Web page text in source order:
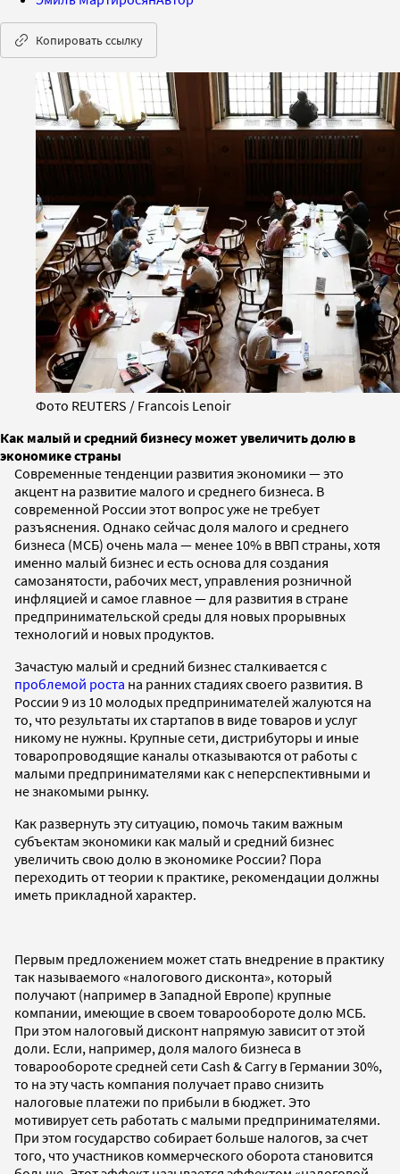
Копировать ссылку
Фото REUTERS / Francois Lenoir
Как малый и средний бизнесу может увеличить долю в
экономике страны
Современные тенденции развития экономики — это
акцент на развитие малого и среднего бизнеса. В
современной России этот вопрос уже не требует
разъяснения. Однако сейчас доля малого и среднего
бизнеса (МСБ) очень мала — менее 10% в ВВП страны, хотя
именно малый бизнес и есть основа для создания
самозанятости, рабочих мест, управления розничной
инфляцией и самое главное — для развития в стране
предпринимательской среды для новых прорывных
технологий и новых продуктов.
Зачастую малый и средний бизнес сталкивается с
проблемой роста на ранних стадиях своего развития. В
России 9 из 10 молодых предпринимателей жалуются на
то, что результаты их стартапов в виде товаров и услуг
никому не нужны. Крупные сети, дистрибуторы и иные
товаропроводящие каналы отказываются от работы с
малыми предпринимателями как с неперспективными и
не знакомыми рынку.
Как развернуть эту ситуацию, помочь таким важным
субъектам экономики как малый и средний бизнес
увеличить свою долю в экономике России? Пора
переходить от теории к практике, рекомендации должны
иметь прикладной характер.
Первым предложением может стать внедрение в практику
так называемого «налогового дисконта», который
получают (например в Западной Европе) крупные
компании, имеющие в своем товарообороте долю МСБ.
При этом налоговый дисконт напрямую зависит от этой
доли. Если, например, доля малого бизнеса в
товарообороте средней сети Cash & Carry в Германии 30%,
то на эту часть компания получает право снизить
налоговые платежи по прибыли в бюджет. Это
мотивирует сеть работать с малыми предпринимателями.
При этом государство собирает больше налогов, за счет
того, что участников коммерческого оборота становится